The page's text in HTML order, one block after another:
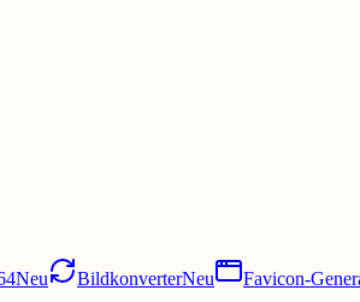
Neu BildkonverterNeu Favicon-